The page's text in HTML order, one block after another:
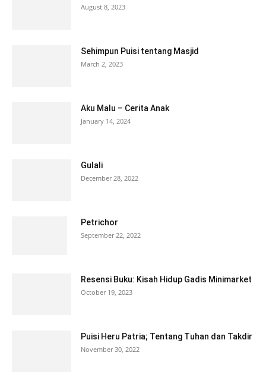
August 8, 2023
Sehimpun Puisi tentang Masjid
March 2, 2023
Aku Malu – Cerita Anak
January 14, 2024
Gulali
December 28, 2022
Petrichor
September 22, 2022
Resensi Buku: Kisah Hidup Gadis Minimarket
October 19, 2023
Puisi Heru Patria; Tentang Tuhan dan Takdir
November 30, 2022